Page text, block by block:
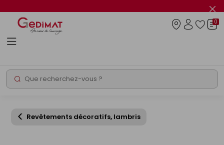
le
info
Rechercher
0
Revêtements décoratifs, lambris